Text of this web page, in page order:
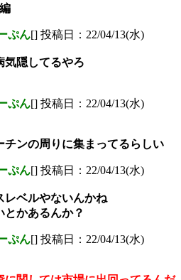
ぷん[] 投稿日：22/04/13(水)
気隠してるやろ
ぷん[] 投稿日：22/04/13(水)
チンの周りに集まってるらしい
ぷん[] 投稿日：22/04/13(水)
レベルやないんかね
とかあるんか？
ぷん[] 投稿日：22/04/13(水)